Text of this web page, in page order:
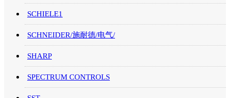
SCHIELE1
SCHNEIDER/施耐德/电气/
SHARP
SPECTRUM CONTROLS